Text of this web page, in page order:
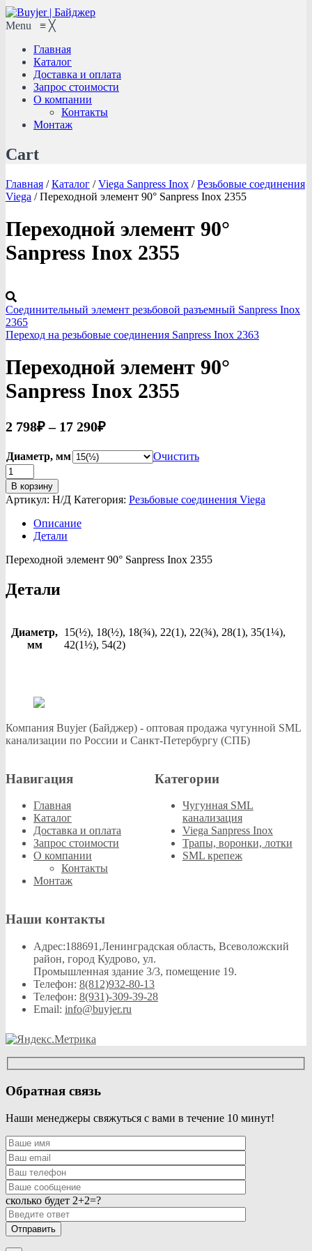
Menu ≡ ╳
Главная
Каталог
Доставка и оплата
Запрос стоимости
О компании
Контакты
Монтаж
Cart
Главная / Каталог / Viega Sanpress Inox / Резьбовые соединения
Viega /Переходной элемент 90° Sanpress Inox 2355
Переходной элемент 90°
Sanpress Inox 2355
Соединительный элемент резьбовой разъемный Sanpress Inox
2365
Переход на резьбовые соединения Sanpress Inox 2363
Переходной элемент 90°
Sanpress Inox 2355
2 798₽ – 17 290₽Диапазон
2
17
Диаметр, мм
Очистить
Количество
товара
Переходной
элемент
Sanpress
2355
В корзину
Артикул: Н/Д Категория: Резьбовые соединения Viega
Описание
Детали
Переходной элемент 90° Sanpress Inox 2355
Детали
Диаметр,
мм
15(½), 18(½), 18(¾), 22(1), 22(¾), 28(1), 35(1¼),
42(1½), 54(2)
Компания Buyjer (Байджер) - оптовая продажа чугунной SML
канализации по России и Санкт-Петербургу (СПБ)
Навигация
Главная
Каталог
Доставка и оплата
Запрос стоимости
О компании
Контакты
Монтаж
Категории
Чугунная SML
канализация
Viega Sanpress Inox
Трапы, воронки, лотки
SML крепеж
Наши контакты
Адрес:188691,Ленинградская область, Всеволожский
район, город Кудрово, ул.
Промышленная здание 3/3, помещение 19.
Телефон: 8(812)932-80-13
Телефон: 8(931)-309-39-28
Email: info@buyjer.ru
Обратная связь
Наши менеджеры свяжуться с вами в течение 10 минут!
сколько будет 2+2=?